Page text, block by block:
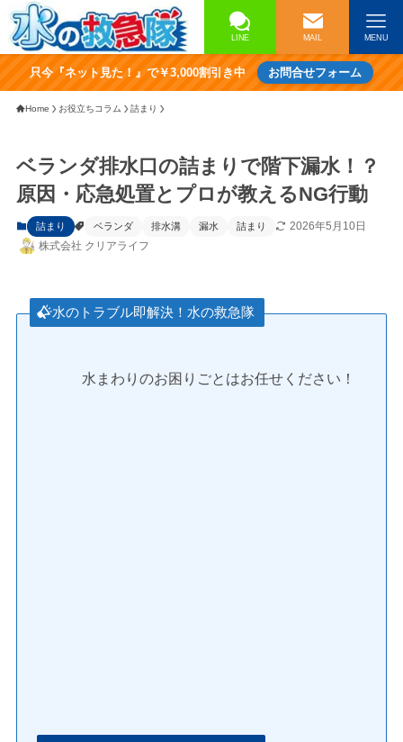
LINE MAIL MENU
只今『ネット見た！』で￥3,000割引き中 お問合せフォーム
Home お役立ちコラム 詰まり
ベランダ排水口の詰まりで階下漏水！？
原因・応急処置とプロが教えるNG行動
詰まり ベランダ 排水溝 漏水 詰まり
2026年5月10日
株式会社 クリアライフ
水のトラブル即解決！水の救急隊
水まわりのお困りごとはお任せください！